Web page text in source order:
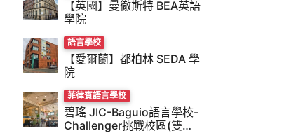
【英國】曼徹斯特 BEA英語
學院
語言學校
【愛爾蘭】都柏林 SEDA 學
院
菲律賓語言學校
碧瑤 JIC-Baguio語言學校-
Challenger挑戰校區(雙校